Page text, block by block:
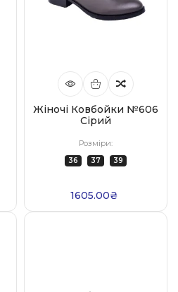
Жіночі Ковбойки №606
Сірий
Розміри:
36 37 39
1605.00₴